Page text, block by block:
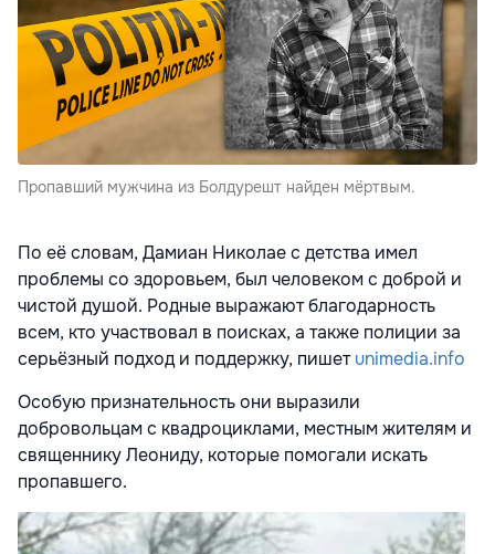
Пропавший мужчина из Болдурешт найден мёртвым.
По её словам, Дамиан Николае с детства имел
проблемы со здоровьем, был человеком с доброй и
чистой душой. Родные выражают благодарность
всем, кто участвовал в поисках, а также полиции за
серьёзный подход и поддержку, пишетunimedia.info
Особую признательность они выразили
добровольцам с квадроциклами, местным жителям и
священнику Леониду, которые помогали искать
пропавшего.